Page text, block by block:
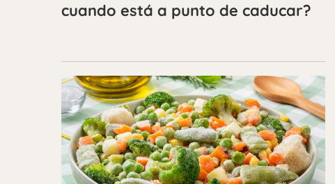
cuando está a punto de caducar?